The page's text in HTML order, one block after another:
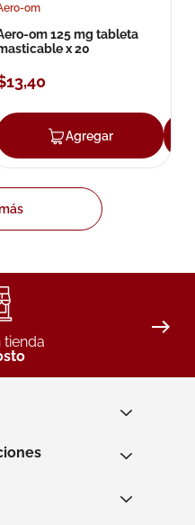
Agregar
om
om 125 mg tableta
x 20
13,40
Agregar
tienda